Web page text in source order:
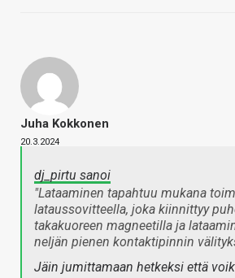
Juha Kokkonen
20.3.2024
dj_pirtu sanoi
"Lataaminen tapahtuu mukana
lataussovitteella, joka kiinnittyy
takakuoreen magneetilla ja
neljän pienen kontaktipinnin
Jäin jumittamaan hetkeksi että